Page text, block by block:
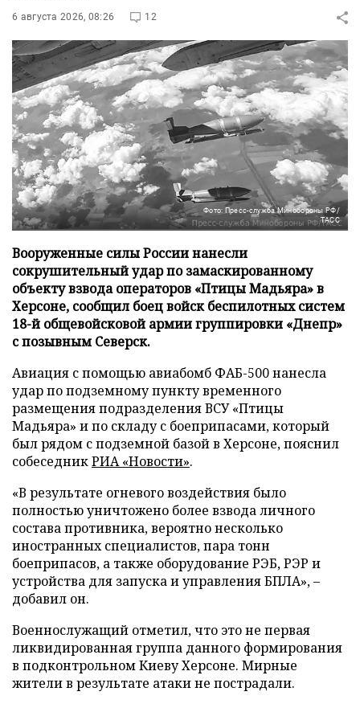
6 августа 2026, 08:26 12
Фото: Пресс-служба Минобороны РФ/
ТАСС
Вооруженные силы России нанесли
сокрушительный удар по замаскированному
объекту взвода операторов «Птицы Мадьяра» в
Херсоне, сообщил боец войск беспилотных систем
18-й общевойсковой армии группировки «Днепр»
с позывным Северск.
Авиация с помощью авиабомб ФАБ-500 нанесла
удар по подземному пункту временного
размещения подразделения ВСУ «Птицы
Мадьяра» и по складу с боеприпасами, который
был рядом с подземной базой в Херсоне, пояснил
собеседникРИА «Новости».
«В результате огневого воздействия было
полностью уничтожено более взвода личного
состава противника, вероятно несколько
иностранных специалистов, пара тонн
боеприпасов, а также оборудование РЭБ, РЭР и
устройства для запуска и управления БПЛА», –
добавил он.
Военнослужащий отметил, что это не первая
ликвидированная группа данного формирования
в подконтрольном Киеву Херсоне. Мирные
жители в результате атаки не пострадали.